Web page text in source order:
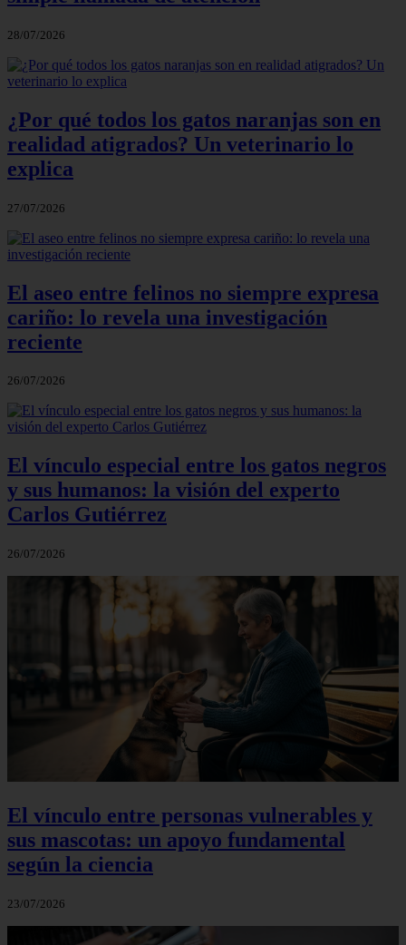
28/07/2026
¿Por qué todos los gatos naranjas son en
realidad atigrados? Un veterinario lo
explica
27/07/2026
El aseo entre felinos no siempre expresa
cariño: lo revela una investigación
reciente
26/07/2026
El vínculo especial entre los gatos negros
y sus humanos: la visión del experto
Carlos Gutiérrez
26/07/2026
El vínculo entre personas vulnerables y
sus mascotas: un apoyo fundamental
según la ciencia
23/07/2026